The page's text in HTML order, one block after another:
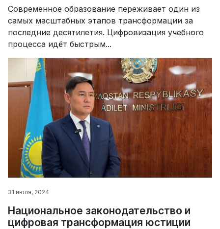
Современное образование переживает один из
самых масштабных этапов трансформации за
последние десятилетия. Цифровизация учебного
процесса идёт быстрым...
31 июля, 2024
Национальное законодательство и
цифровая трансформация юстиции